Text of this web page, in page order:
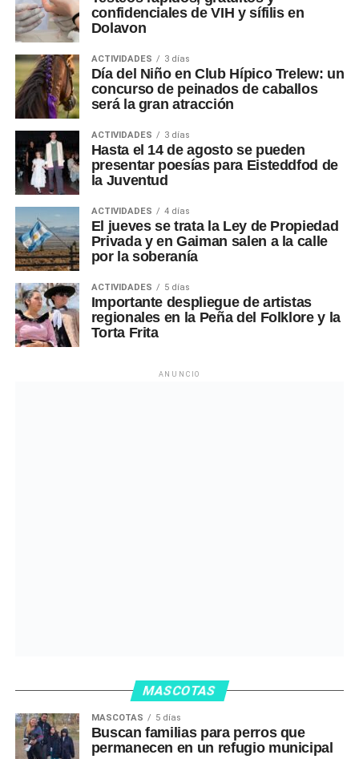
confidenciales de VIH y sífilis en
Dolavon
ACTIVIDADES 3 días
Día del Niño en Club Hípico Trelew: un
concurso de peinados de caballos
será la gran atracción
ACTIVIDADES 3 días
Hasta el 14 de agosto se pueden
presentar poesías para Eisteddfod de
la Juventud
ACTIVIDADES 4 días
El jueves se trata la Ley de Propiedad
Privada y en Gaiman salen a la calle
por la soberanía
ACTIVIDADES 5 días
Importante despliegue de artistas
regionales en la Peña del Folklore y la
Torta Frita
ANUNCIO
MASCOTAS
MASCOTAS 5 días
Buscan familias para perros que
permanecen en un refugio municipal